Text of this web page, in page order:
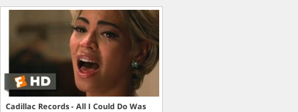
Cadillac Records - All I Could Do Was